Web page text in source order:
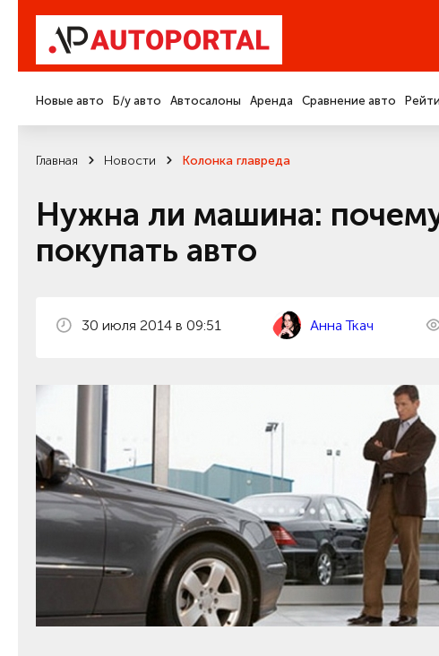
Новые авто Б/у авто Автосалоны Аренда Сравнение авто
Главная Новости Колонка главреда
Нужна ли машина:
покупать авто
30 июля 2014 в 09:51 Анна Ткач